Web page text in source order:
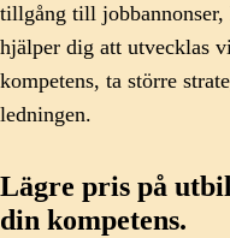
tillgång till jobbannonser,
hjälper dig att utvecklas
kompetens, ta större
ledningen.
Lägre pris på
din kompetens.